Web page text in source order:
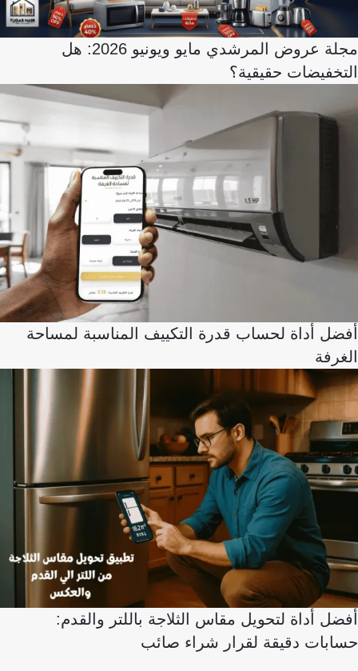
مجلة عروض المرشدي مايو ويونيو 2026: هل
التخفيضات حقيقية؟
أفضل أداة لحساب قدرة التكييف المناسبة لمساحة
الغرفة
أفضل أداة لتحويل مقاس الثلاجة باللتر والقدم:
حسابات دقيقة لقرار شراء صائب